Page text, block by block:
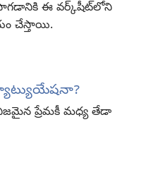
ఈ వర్క్‌షీట్‌లోని
చేస్తాయి.
ప్రేమకీ మధ్య తేడా